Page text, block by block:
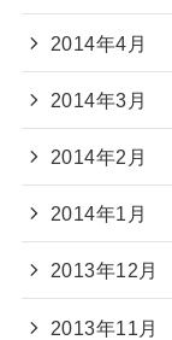
2014年4月
2014年3月
2014年2月
2014年1月
2013年12月
2013年11月